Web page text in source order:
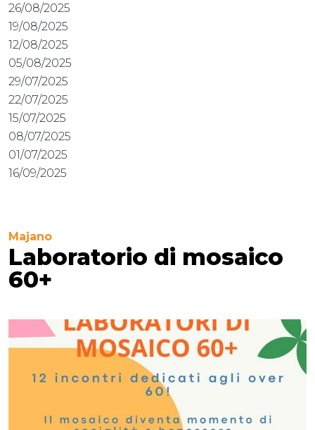
26/08/2025
19/08/2025
12/08/2025
05/08/2025
29/07/2025
22/07/2025
15/07/2025
08/07/2025
01/07/2025
16/09/2025
Majano
Laboratorio di mosaico
60+